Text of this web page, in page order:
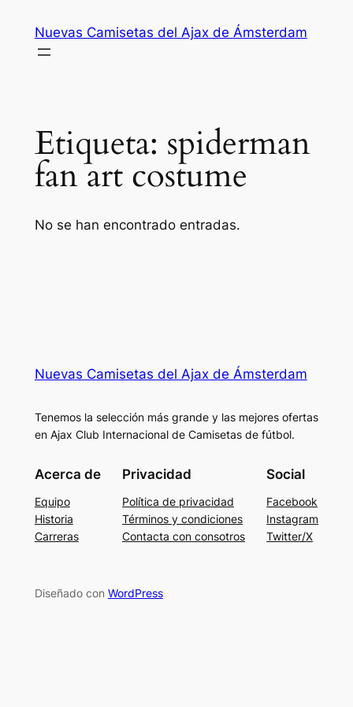
contenido
Nuevas Camisetas del Ajax de Ámsterdam
Etiqueta: spiderman
fan art costume
No se han encontrado entradas.
Nuevas Camisetas del Ajax de Ámsterdam
Tenemos la selección más grande y las mejores ofertas
en Ajax Club Internacional de Camisetas de fútbol.
Acerca de
Equipo
Historia
Carreras
Privacidad
Política de privacidad
Términos y condiciones
Contacta con consotros
Social
Facebook
Instagram
Twitter/X
Diseñado con WordPress